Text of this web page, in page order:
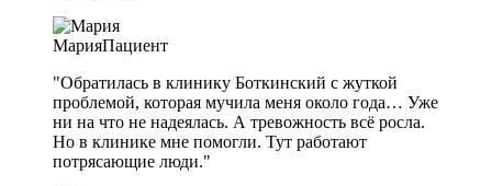
МарияПациент
"Обратилась в клинику Боткинский с жуткой
проблемой, которая мучила меня около года… Уже
ни на что не надеялась. А тревожность всё росла.
Но в клинике мне помогли. Тут работают
потрясающие люди."